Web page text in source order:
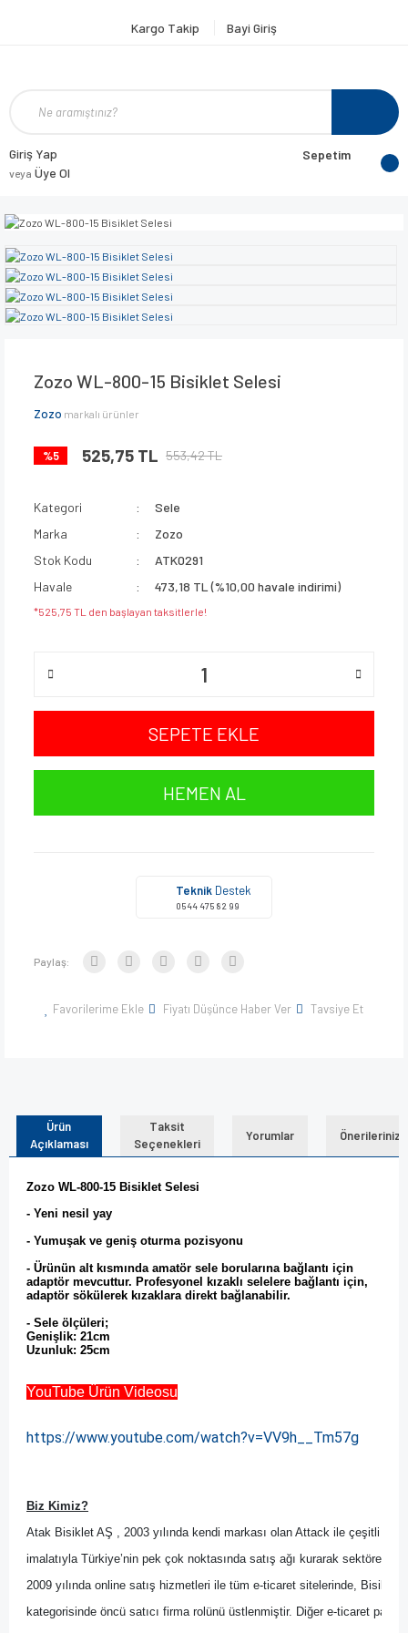
Kargo Takip Bayi Giriş
Giriş Yap
veya Üye Ol
Sepetim
Zozo WL-800-15 Bisiklet Selesi
Zozo markalı ürünler
%5 525,75 TL 553,42 TL
Kategori
Sele
Marka
Zozo
Stok Kodu
ATK0291
Havale
473,18 TL (%10,00 havale indirimi)
*525,75 TL den başlayan taksitlerle!
SEPETE EKLE
HEMEN AL
Teknik Destek
0544 475 82 99
Paylaş:
Favorilerime Ekle Fiyatı Düşünce Haber Ver Tavsiye Et
Ürün
Açıklaması
Taksit
Seçenekleri
Yorumlar Önerileriniz
Zozo WL-800-15 Bisiklet Selesi
- Yeni nesil yay
- Yumuşak ve geniş oturma pozisyonu
- Ürünün alt kısmında amatör sele borularına bağlantı için
adaptör mevcuttur. Profesyonel kızaklı selelere bağlantı için,
adaptör sökülerek kızaklara direkt bağlanabilir.
- Sele ölçüleri;
Genişlik: 21cm
Uzunluk: 25cm
YouTube Ürün Videosu
https://www.youtube.com/watch?v=VV9h__Tm57g
Biz Kimiz?
Atak Bisiklet AŞ , 2003 yılında kendi markası olan Attack ile çeşitli
imalatıyla Türkiye’nin pek çok noktasında satış ağı kurarak sektöre
2009 yılında online satış hizmetleri ile tüm e-ticaret sitelerinde,
kategorisinde öncü satıcı firma rolünü üstlenmiştir. Diğer e-ticaret